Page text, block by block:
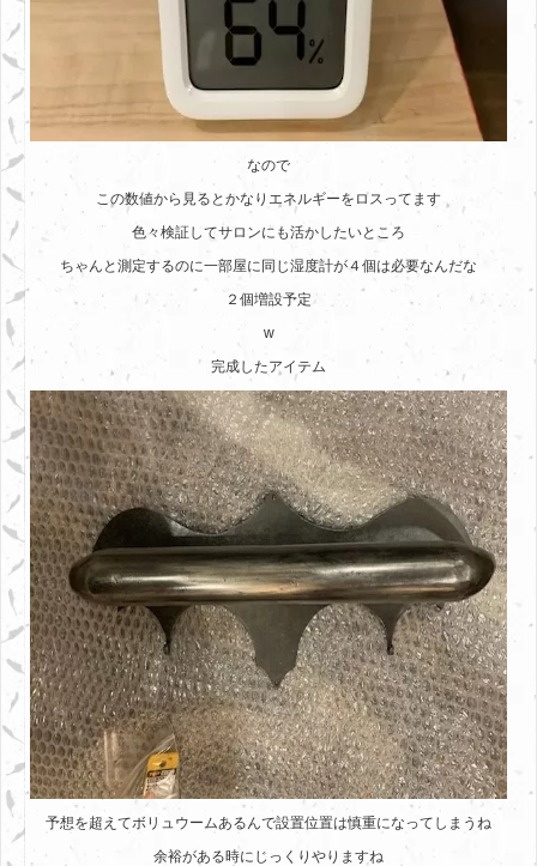
なので
この数値から見るとかなりエネルギーをロスってます
色々検証してサロンにも活かしたいところ
ちゃんと測定するのに一部屋に同じ湿度計が４個は必要なんだな
２個増設予定
w
完成したアイテム
予想を超えてボリュウームあるんで設置位置は慎重になってしまうね
余裕がある時にじっくりやりますね